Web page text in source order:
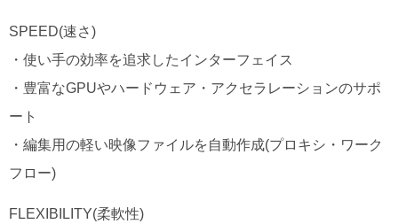
SPEED(速さ)
・使い手の効率を追求したインターフェイス
・豊富なGPUやハードウェア・アクセラレーションのサポ
ート
・編集用の軽い映像ファイルを自動作成(プロキシ・ワーク
フロー)
FLEXIBILITY(柔軟性)